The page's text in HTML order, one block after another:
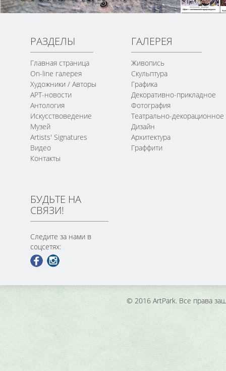
РАЗДЕЛЫ
Главная страница
On-line галерея
Художники / Авторы
АРТ-новости
Антология
Искусствоведение
Музей
Artists' Signatures
Видео
Контакты
ГАЛЕРЕЯ
Живопись
Скульптура
Графика
Декоративно-прикладное
Фотография
Театрально-декорационное
Дизайн
Архитектура
Граффити
БУДЬТЕ НА
СВЯЗИ!
Следите за нами в
соцсетях:
© 2016 ArtPark. Все права